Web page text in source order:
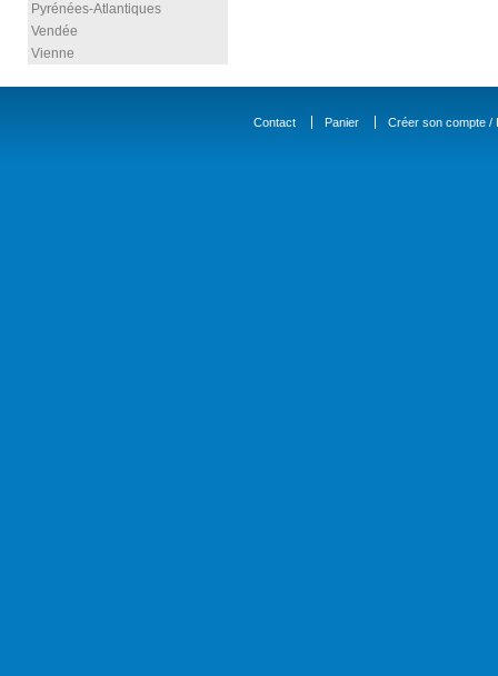
Pyrénées-Atlantiques
Vendée
Vienne
Contact Panier Créer son compte /